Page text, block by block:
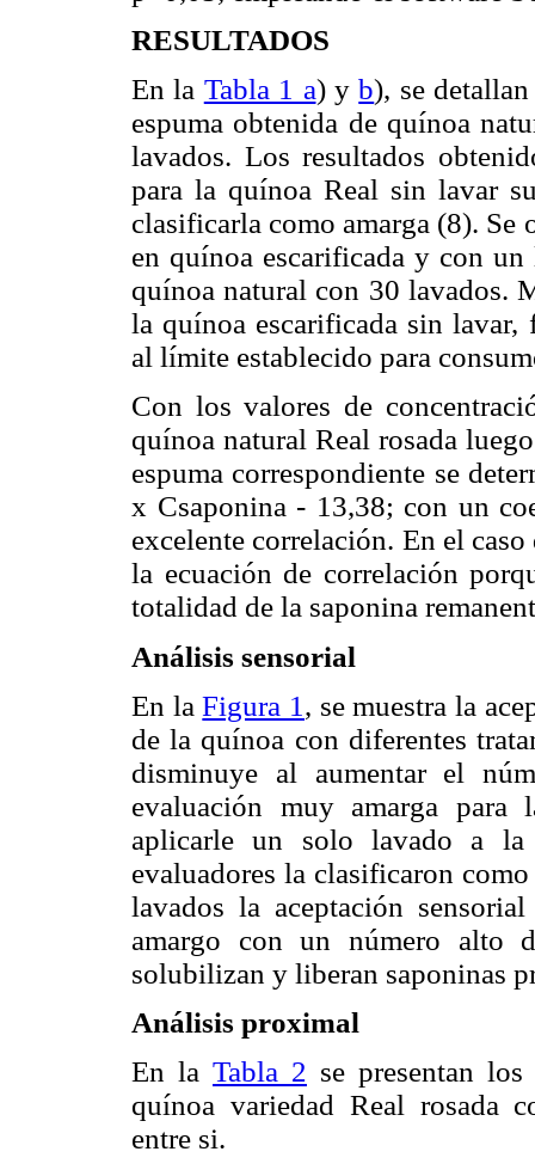
RESULTADOS
En la Tabla 1 a) yb), se
espuma obtenida de quínoa
lavados. Los resultados
para la quínoa Real sin lavar
clasificarla como amarga (8). Se
en quínoa escarificada y con
quínoa natural con 30 lavados.
la quínoa escarificada sin
al límite establecido para
Con los valores de
quínoa natural Real rosada
espuma correspondiente se
x Csaponina - 13,38; con un
excelente correlación. En el
la ecuación de correlación
totalidad de la saponina
Análisis sensorial
En laFigura 1 , se muestra la
de la quínoa con diferentes
disminuye al aumentar el
evaluación muy amarga para
aplicarle un solo lavado a
evaluadores la clasificaron
lavados la aceptación
amargo con un número alto
solubilizan y liberan saponinas
Análisis proximal
En la Tabla 2 se presentan
quínoa variedad Real rosada
entre si.